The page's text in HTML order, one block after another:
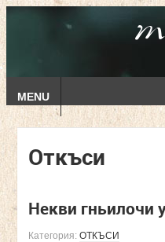
MENU
Откъси
Некви гньилочи
Категория: ОТКЪСИ